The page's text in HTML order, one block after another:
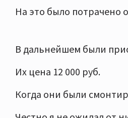
На это было потрачено
В дальнейшем были
Их цена 12 000 руб.
Когда они были